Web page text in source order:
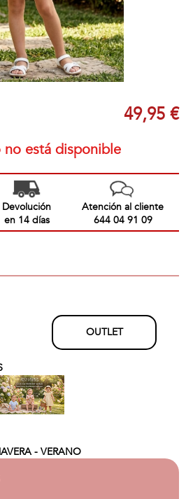
49,95 €
no está disponible
Devolución
en 14 días
Atención al cliente
644 04 91 09
OUTLET
- VERANO